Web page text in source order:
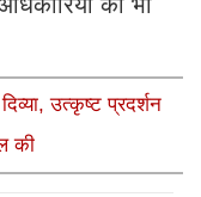
उत्कृष्ट प्रदर्शन
की